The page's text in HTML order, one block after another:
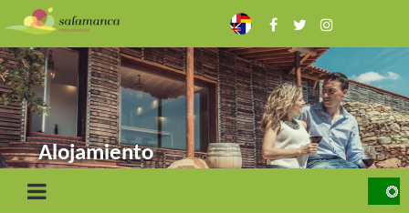
to
main
content
Alojamiento